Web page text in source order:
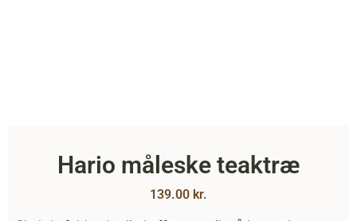
Hario måleske teaktræ
139.00 kr.